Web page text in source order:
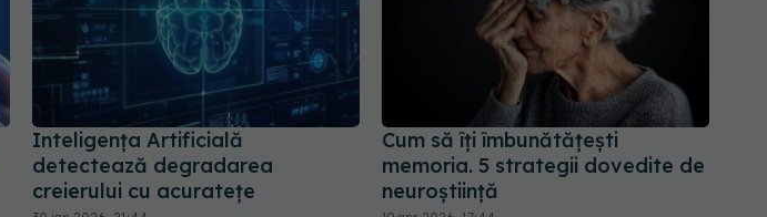
Inteligența Artificială
detectează degradarea
creierului cu acuratețe
Cum să îți îmbunătățești
memoria. 5 strategii dovedite de
neuroștiință